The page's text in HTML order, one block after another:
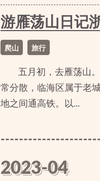
游雁荡山日记
爬山 旅行
五月初，去雁荡山
常分散，临海区属于老
地之间通高铁。以...
2023-04